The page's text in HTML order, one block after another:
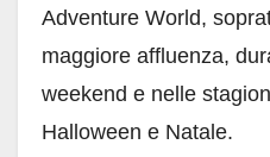
Adventure World,
maggiore affluenza,
weekend e nelle
Halloween e Natale.